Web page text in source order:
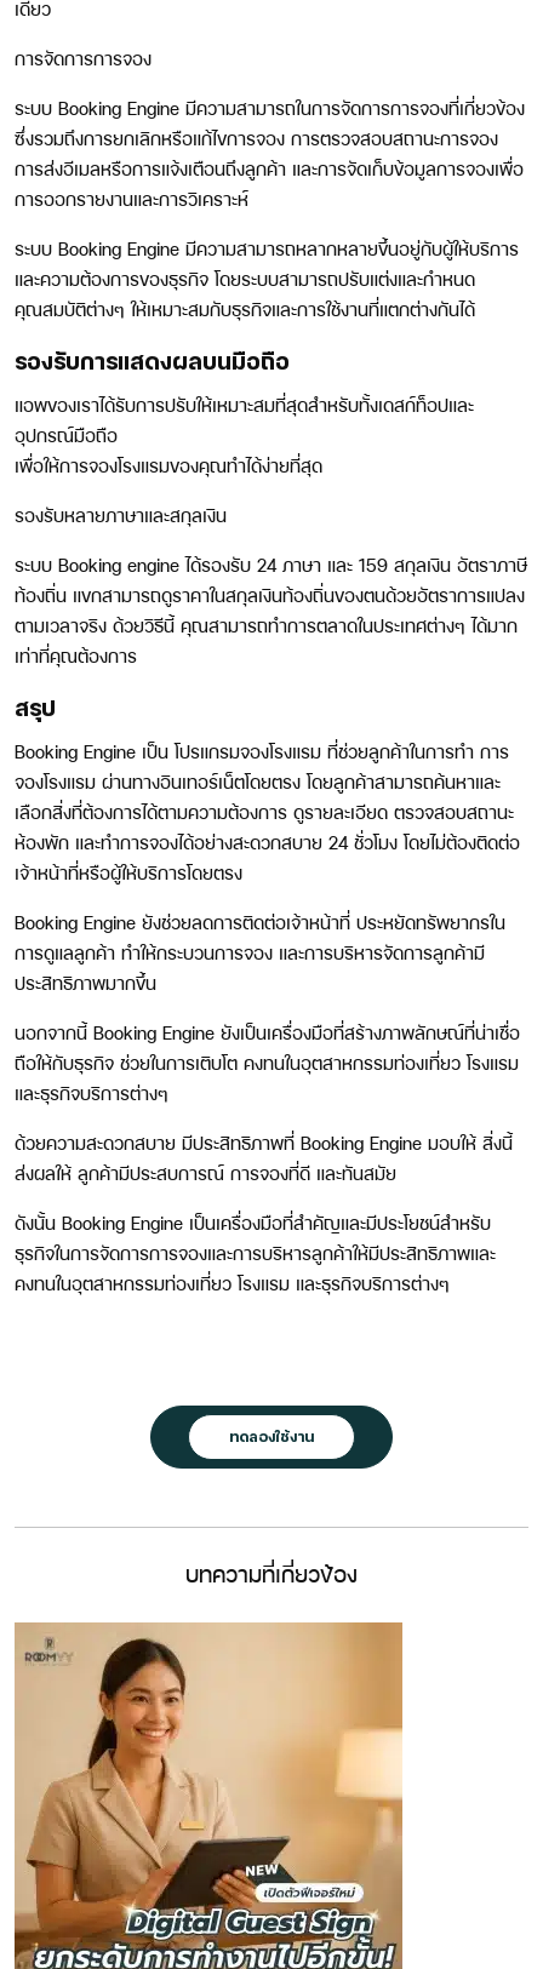
เดียว
การจัดการการจอง
ระบบ Booking Engine มีความสามารถในการจัดการการจองที่เกี่ยวข้อง
ซึ่งรวมถึงการยกเลิกหรือแก้ไขการจอง การตรวจสอบสถานะการจอง
การส่งอีเมลหรือการแจ้งเตือนถึงลูกค้า และการจัดเก็บข้อมูลการจองเพื่อ
การออกรายงานและการวิเคราะห์
ระบบ Booking Engine มีความสามารถหลากหลายขึ้นอยู่กับผู้ให้บริการ
และความต้องการของธุรกิจ โดยระบบสามารถปรับแต่งและกำหนด
คุณสมบัติต่างๆ ให้เหมาะสมกับธุรกิจและการใช้งานที่แตกต่างกันได้
รองรับการแสดงผลบนมือถือ
แอพของเราได้รับการปรับให้เหมาะสมที่สุดสำหรับทั้งเดสก์ท็อปและ
อุปกรณ์มือถือ
เพื่อให้การจองโรงแรมของคุณทำได้ง่ายที่สุด
รองรับหลายภาษาและสกุลเงิน
ระบบ Booking engine ได้รองรับ 24 ภาษา และ 159 สกุลเงิน อัตราภาษี
ท้องถิ่น แขกสามารถดูราคาในสกุลเงินท้องถิ่นของตนด้วยอัตราการแปลง
ตามเวลาจริง ด้วยวิธีนี้ คุณสามารถทำการตลาดในประเทศต่างๆ ได้มาก
เท่าที่คุณต้องการ
สรุป
Booking Engine เป็น โปรแกรมจองโรงแรม ที่ช่วยลูกค้าในการทำ การ
จองโรงแรม ผ่านทางอินเทอร์เน็ตโดยตรง โดยลูกค้าสามารถค้นหาและ
เลือกสิ่งที่ต้องการได้ตามความต้องการ ดูรายละเอียด ตรวจสอบสถานะ
ห้องพัก และทำการจองได้อย่างสะดวกสบาย 24 ชั่วโมง โดยไม่ต้องติดต่อ
เจ้าหน้าที่หรือผู้ให้บริการโดยตรง
Booking Engine ยังช่วยลดการติดต่อเจ้าหน้าที่ ประหยัดทรัพยากรใน
การดูแลลูกค้า ทำให้กระบวนการจอง และการบริหารจัดการลูกค้ามี
ประสิทธิภาพมากขึ้น
นอกจากนี้ Booking Engine ยังเป็นเครื่องมือที่สร้างภาพลักษณ์ที่น่าเชื่อ
ถือให้กับธุรกิจ ช่วยในการเติบโต คงทนในอุตสาหกรรมท่องเที่ยว โรงแรม
และธุรกิจบริการต่างๆ
ด้วยความสะดวกสบาย มีประสิทธิภาพที่ Booking Engine มอบให้ สิ่งนี้
ส่งผลให้ ลูกค้ามีประสบการณ์ การจองที่ดี และทันสมัย
ดังนั้น Booking Engine เป็นเครื่องมือที่สำคัญและมีประโยชน์สำหรับ
ธุรกิจในการจัดการการจองและการบริหารลูกค้าให้มีประสิทธิภาพและ
คงทนในอุตสาหกรรมท่องเที่ยว โรงแรม และธุรกิจบริการต่างๆ
ทดลองใช้งาน
บทความที่เกี่ยวข้อง